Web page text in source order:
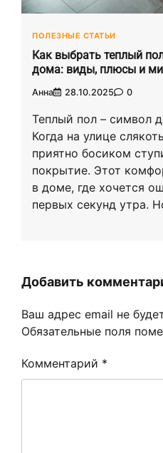
ПОЛЕЗНЫЕ СТАТЬИ
Как выбрать теплый
дома: виды, плюсы и
Анна 28.10.2025 0
Теплый пол – символ
Когда на улице
приятно босиком
покрытие. Этот
в доме, где хочется
первых секунд утра.
Добавить
Ваш адрес email не
Обязательные поля
Комментарий *